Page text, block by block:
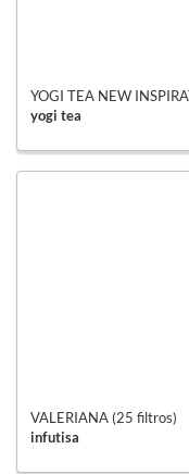
YOGI TEA NEW
yogi tea
VALERIANA (25 filtros)
infutisa